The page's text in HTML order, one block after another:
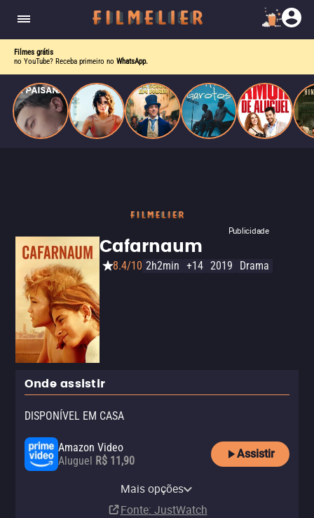
Filmes grátis
no YouTube? Receba primeiro no WhatsApp.
Publicidade
Cafarnaum
8.4/10 2h2min +14 2019 Drama
Onde assistir
DISPONÍVEL EM CASA
Amazon Video
Aluguel R$ 11,90
Assistir
R$ 11,90
R$ 6,90Mais opções
Fonte: JustWatch
quando se apaixona por um de seus alvos.